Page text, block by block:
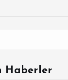
Haberler